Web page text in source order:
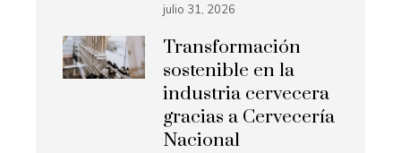
julio 31, 2026
Transformación
sostenible en la
industria cervecera
gracias a Cervecería
Nacional